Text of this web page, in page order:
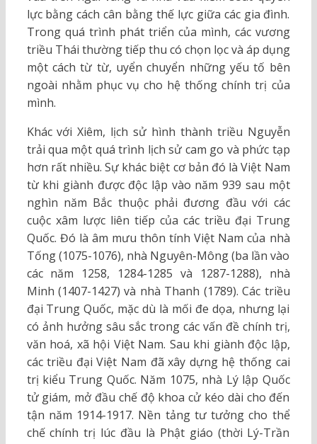
lực bằng cách cân bằng thế lực giữa các gia đình.
Trong quá trình phát triển của mình, các vương
triều Thái thường tiếp thu có chọn lọc và áp dụng
một cách từ từ, uyển chuyển những yếu tố bên
ngoài nhằm phục vụ cho hệ thống chính trị của
mình.
Khác với Xiêm, lịch sử hình thành triều Nguyễn
trải qua một quá trình lịch sử cam go và phức tạp
hơn rất nhiều. Sự khác biệt cơ bản đó là Việt Nam
từ khi giành được độc lập vào năm 939 sau một
nghìn năm Bắc thuộc phải đương đầu với các
cuộc xâm lược liên tiếp của các triều đại Trung
Quốc. Đó là âm mưu thôn tính Việt Nam của nhà
Tống (1075-1076), nhà Nguyên-Mông (ba lần vào
các năm 1258, 1284-1285 và 1287-1288), nhà
Minh (1407-1427) và nhà Thanh (1789). Các triều
đại Trung Quốc, mặc dù là mối đe dọa, nhưng lại
có ảnh hưởng sâu sắc trong các vấn đề chính trị,
văn hoá, xã hội Việt Nam. Sau khi giành độc lập,
các triều đại Việt Nam đã xây dựng hệ thống cai
trị kiểu Trung Quốc. Năm 1075, nhà Lý lập Quốc
tử giám, mở đầu chế độ khoa cử kéo dài cho đến
tận năm 1914-1917. Nền tảng tư tưởng cho thể
chế chính trị lúc đầu là Phật giáo (thời Lý-Trần